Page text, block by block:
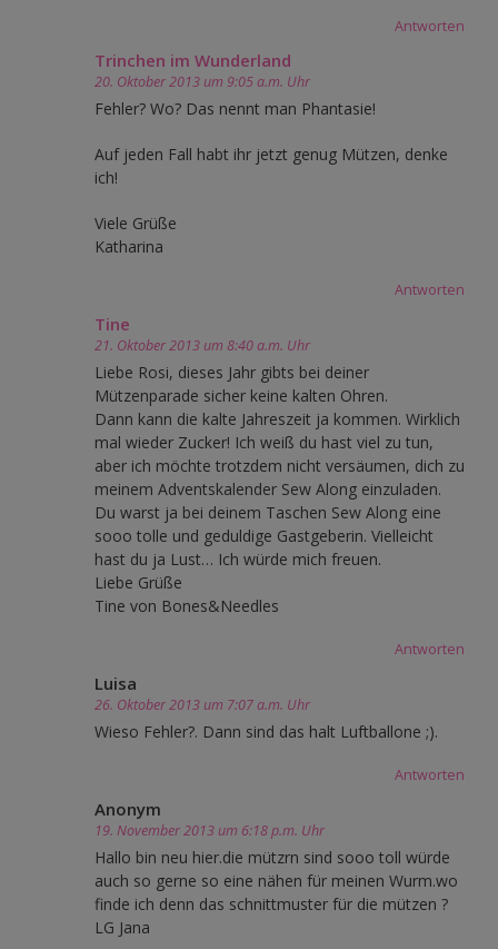
Antworten
Trinchen im Wunderland
20. Oktober 2013 um 9:05 a.m. Uhr
Fehler? Wo? Das nennt man Phantasie!
Auf jeden Fall habt ihr jetzt genug Mützen, denke
ich!
Viele Grüße
Katharina
Antworten
Tine
21. Oktober 2013 um 8:40 a.m. Uhr
Liebe Rosi, dieses Jahr gibts bei deiner
Mützenparade sicher keine kalten Ohren.
Dann kann die kalte Jahreszeit ja kommen. Wirklich
mal wieder Zucker! Ich weiß du hast viel zu tun,
aber ich möchte trotzdem nicht versäumen, dich zu
meinem Adventskalender Sew Along einzuladen.
Du warst ja bei deinem Taschen Sew Along eine
sooo tolle und geduldige Gastgeberin. Vielleicht
hast du ja Lust… Ich würde mich freuen.
Liebe Grüße
Tine von Bones&Needles
Antworten
Luisa
26. Oktober 2013 um 7:07 a.m. Uhr
Wieso Fehler?. Dann sind das halt Luftballone ;).
Antworten
Anonym
19. November 2013 um 6:18 p.m. Uhr
Hallo bin neu hier.die mützrn sind sooo toll würde
auch so gerne so eine nähen für meinen Wurm.wo
finde ich denn das schnittmuster für die mützen ?
LG Jana